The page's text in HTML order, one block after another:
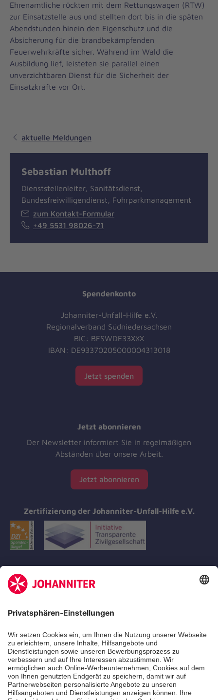
Ehrenamtliche rückten mit dem Rettungswagen (RTW)
zur Einsatzstelle aus und stellten dort bis in die späten
Abendstunden hinein den Eigenschutz und die
Absicherung für die brandbekämpfenden
Feuerwehrkräfte sicher. Während im Wald die
Ausbildung lief, leisteten sie parallel einen
unverzichtbaren Dienst für die Sicherheit der
Einsatzkräfte vor Ort.
aktuelle Meldungen
Sebastian Multhoff
Dienststellenleiter, Sanitätsdienst,
Bundesfreiwilligendienst, Fuhrparkmanagement
zum Kontakt-Formular
+49 5531 98026-71
Spendenkonto
Johanniter-Unfall-Hilfe e.V.
Regionalverband Südniedersachsen
BIC: BFSWDE33XXX
IBAN: DE93370205000004313018
Jetzt spenden
Jetzt abonnieren
Der Newsletter informiert Sie in regelmäßigen
Abständen über unsere Arbeit.
Jetzt abonnieren
Zertifizierung der Johanniter-Unfall-Hilfe e.V.
Erste-Hilfe-Kurse
Jobs
Ehrenamt
Freiwilligendienst